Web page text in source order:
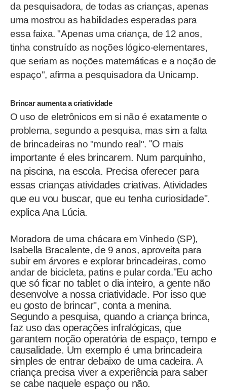
da pesquisadora, de todas as crianças, apenas
uma mostrou as habilidades esperadas para
essa faixa. "Apenas uma criança, de 12 anos,
tinha construído as noções lógico-elementares,
que seriam as noções matemáticas e a noção de
espaço", afirma a pesquisadora da Unicamp.
Brincar aumenta a criatividade
O uso de eletrônicos em si não é exatamente o
problema, segundo a pesquisa, mas sim a falta
de brincadeiras no "mundo real". "O mais
importante é eles brincarem. Num parquinho,
na piscina, na escola. Precisa oferecer para
essas crianças atividades criativas. Atividades
que eu vou buscar, que eu tenha curiosidade".
explica Ana Lúcia.
Moradora de uma chácara em Vinhedo (SP),
Isabella Bracalente, de 9 anos, aproveita para
subir em árvores e explorar brincadeiras, como
andar de bicicleta, patins e pular corda."Eu acho
que só ficar no tablet o dia inteiro, a gente não
desenvolve a nossa criatividade. Por isso que
eu gosto de brincar", conta a menina.
Segundo a pesquisa, quando a criança brinca,
faz uso das operações infralógicas, que
garantem noção operatória de espaço, tempo e
causalidade. Um exemplo é uma brincadeira
simples de entrar debaixo de uma cadeira. A
criança precisa viver a experiência para saber
se cabe naquele espaço ou não.